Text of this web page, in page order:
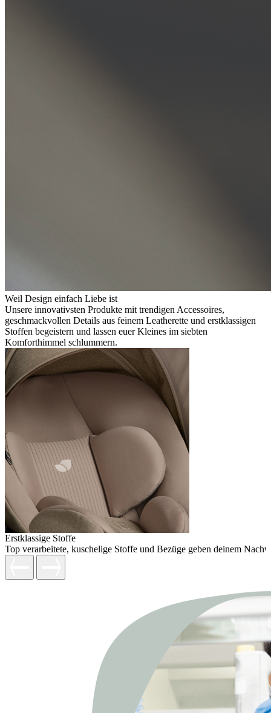
Weil Design einfach Liebe ist
Unsere innovativsten Produkte mit trendigen Accessoires,
geschmackvollen Details aus feinem Leatherette und erstklassigen
Stoffen begeistern und lassen euer Kleines im siebten
Komforthimmel schlummern.
Erstklassige Stoffe
Top verarbeitete, kuschelige Stoffe und Bezüge geben deinem